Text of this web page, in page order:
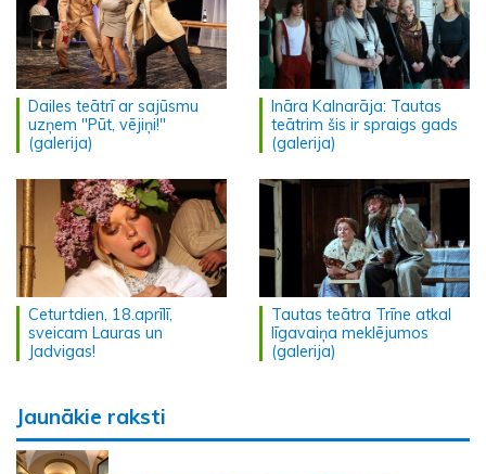
Dailes teātrī ar sajūsmu
uzņem "Pūt, vējiņi!"
(galerija)
Ināra Kalnarāja: Tautas
teātrim šis ir spraigs gads
(galerija)
Ceturtdien, 18.aprīlī,
sveicam Lauras un
Jadvigas!
Tautas teātra Trīne atkal
līgavaiņa meklējumos
(galerija)
Jaunākie raksti